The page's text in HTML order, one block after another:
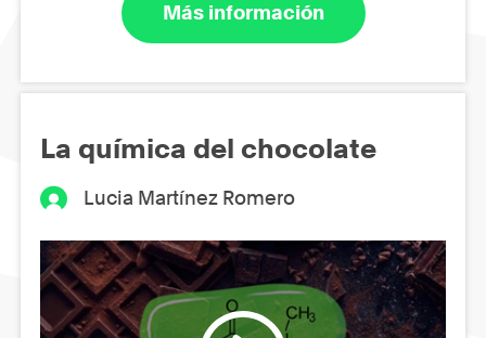
Más información
La química del chocolate
Lucia Martínez Romero